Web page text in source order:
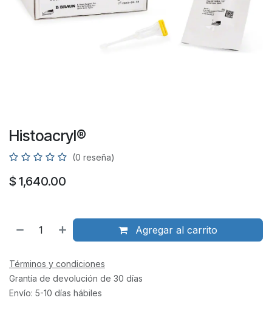
Histoacryl®
(0 reseña)
$ 1,640.00
Agregar al carrito
Términos y condiciones
Grantía de devolución de 30 días
Envío: 5-10 días hábiles